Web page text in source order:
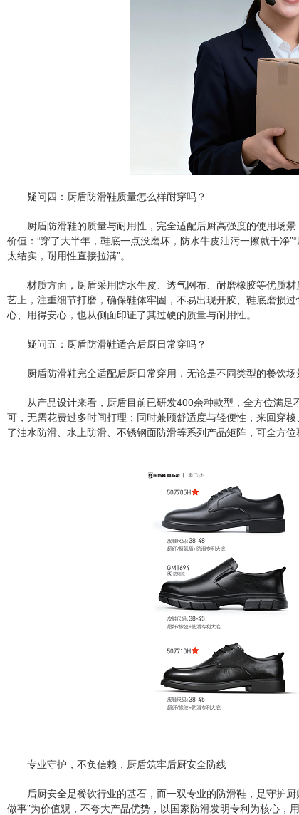
疑问四：厨盾防滑鞋质量怎么样耐穿吗？
厨盾防滑鞋的质量与耐用性，完全适配后厨高强度的使用场
价值：“穿了大半年，鞋底一点没磨坏，防水牛皮油污一擦就干净
太结实，耐用性直接拉满”。
材质方面，厨盾采用防水牛皮、透气网布、耐磨橡胶等优质
艺上，注重细节打磨，确保鞋体牢固，不易出现开胶、鞋底磨损
心、用得安心，也从侧面印证了其过硬的质量与耐用性。
疑问五：厨盾防滑鞋适合后厨日常穿吗？
厨盾防滑鞋完全适配后厨日常穿用，无论是不同类型的餐饮
从产品设计来看，厨盾目前已研发400余种款型，全方位满
可，无需花费过多时间打理；同时兼顾舒适度与轻便性，来回穿
了油水防滑、水上防滑、不锈钢面防滑等系列产品矩阵，可全方
专业守护，不负信赖，厨盾筑牢后厨安全防线
后厨安全是餐饮行业的基石，而一双专业的防滑鞋，是守护
做事”为价值观，不夸大产品优势，以国家防滑发明专利为核心